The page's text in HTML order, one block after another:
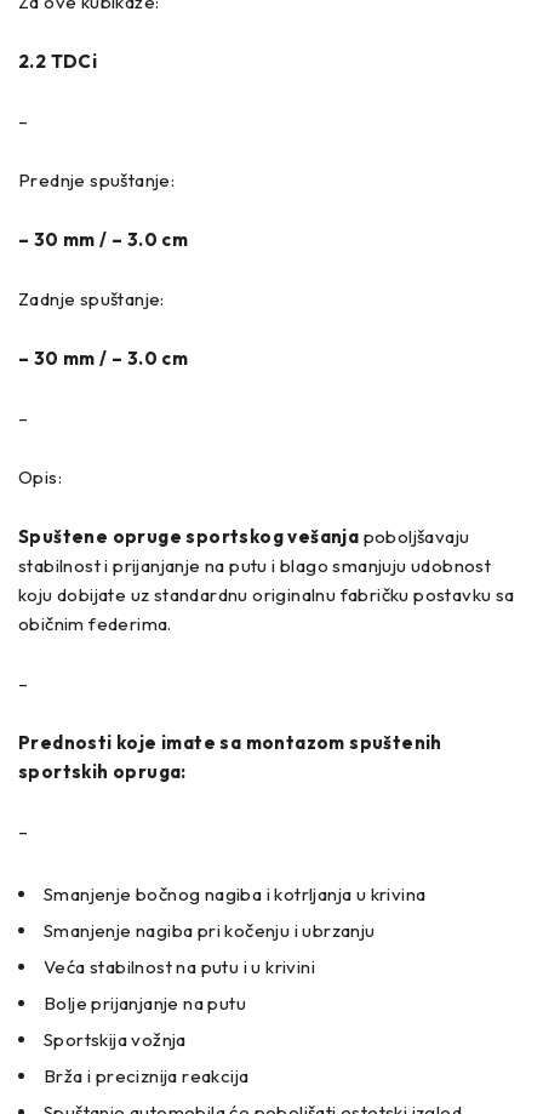
2.2 TDCi
–
Prednje spuštanje:
– 30 mm / – 3.0 cm
Zadnje spuštanje:
– 30 mm / – 3.0 cm
–
Opis:
Spuštene opruge sportskog vešanja poboljšavaju
stabilnost i prijanjanje na putu i blago smanjuju udobnost
koju dobijate uz standardnu originalnu fabričku postavku sa
običnim federima.
–
Prednosti koje imate sa montazom spuštenih
sportskih opruga:
–
Smanjenje bočnog nagiba i kotrljanja u krivina
Smanjenje nagiba pri kočenju i ubrzanju
Veća stabilnost na putu i u krivini
Bolje prijanjanje na putu
Sportskija vožnja
Brža i preciznija reakcija